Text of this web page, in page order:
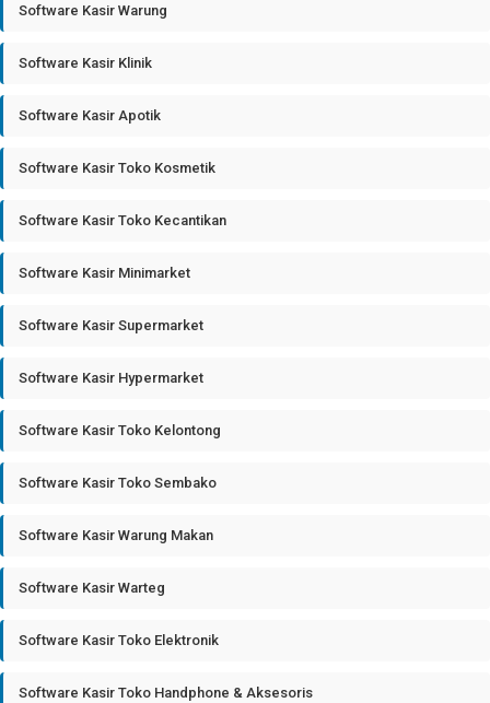
Software Kasir Warung
Software Kasir Klinik
Software Kasir Apotik
Software Kasir Toko Kosmetik
Software Kasir Toko Kecantikan
Software Kasir Minimarket
Software Kasir Supermarket
Software Kasir Hypermarket
Software Kasir Toko Kelontong
Software Kasir Toko Sembako
Software Kasir Warung Makan
Software Kasir Warteg
Software Kasir Toko Elektronik
Software Kasir Toko Handphone & Aksesoris